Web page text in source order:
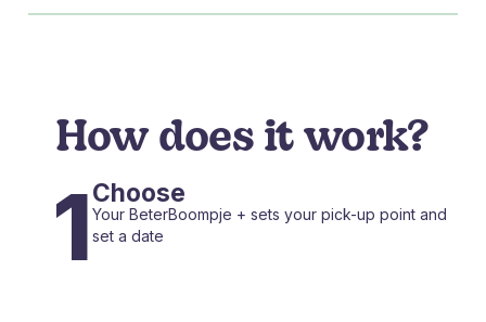
How does it work?
1Choose
Your BeterBoompje + sets your pick-up point and
set a date